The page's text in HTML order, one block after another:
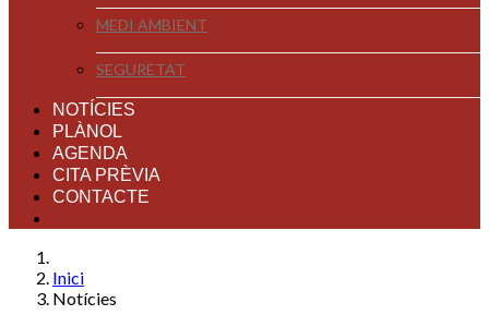
MEDI AMBIENT
SEGURETAT
NOTÍCIES
PLÀNOL
AGENDA
CITA PRÈVIA
CONTACTE
Inici
Notícies